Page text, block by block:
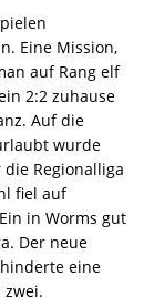
Eine Mission,
auf Rang elf
2:2 zuhause
Auf die
wurde
Regionalliga
fiel auf
in Worms gut
Der neue
eine